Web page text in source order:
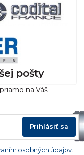
pošty
na Váš
Prihlásiť sa
osobných údajov.